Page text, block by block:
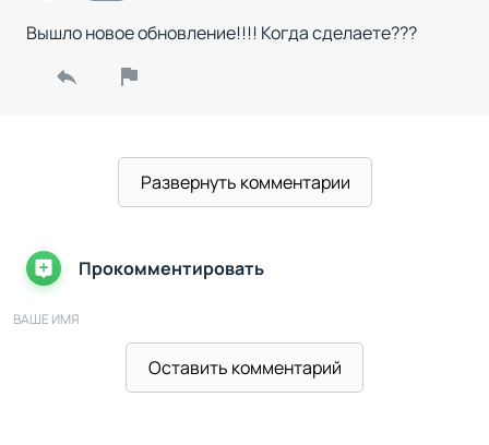
Вышло новое обновление!!!! Когда сделаете???
Развернуть комментарии
Прокомментировать
ВАШЕ ИМЯ
Оставить комментарий